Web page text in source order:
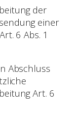
der
einer
6 Abs. 1
Abschluss
Art. 6